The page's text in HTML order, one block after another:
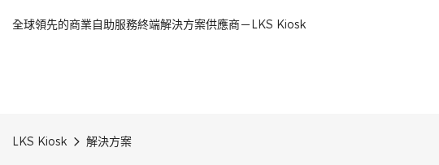
全球領先的商業自助服務終端解決方案供應商－LKS Kiosk
LKS Kiosk 解決方案